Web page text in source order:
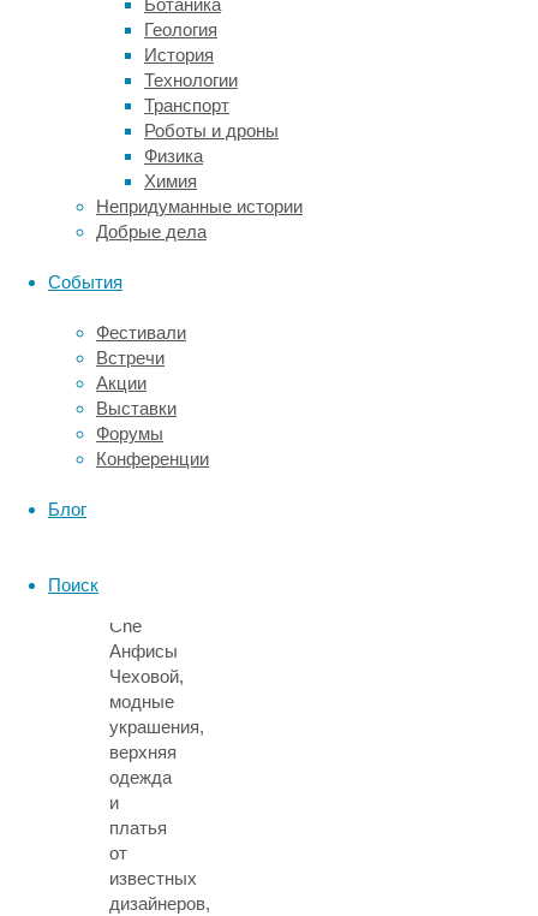
Ботаника
Геология
История
Технологии
Транспорт
Роботы и дроны
Физика
Химия
Непридуманные истории
Добрые дела
События
Фестивали
Встречи
Акции
Выставки
Форумы
Конференции
Блог
Поиск
работать
звездная
fashion-
распродажа,
которой
будут
представлены
фирменные
сувениры
Эмина,
и
платья
бренда
Olga
Buzova,
коллекции
Che
Анфисы
Чеховой,
модные
украшения,
верхняя
одежда
и
платья
от
известных
дизайнеров,